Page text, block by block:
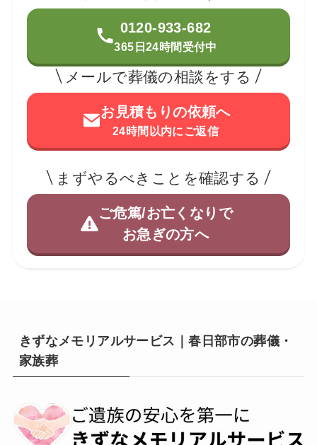
0120-933-682
365日24時間受付中
メールで葬儀の相談をする
お見積もりの依頼へ
24時間以内にご返信
まずやるべきことを確認する
ご危篤/お亡くなりで
お急ぎの方へ
きずなメモリアルサービス｜春日部市の葬儀・
家族葬